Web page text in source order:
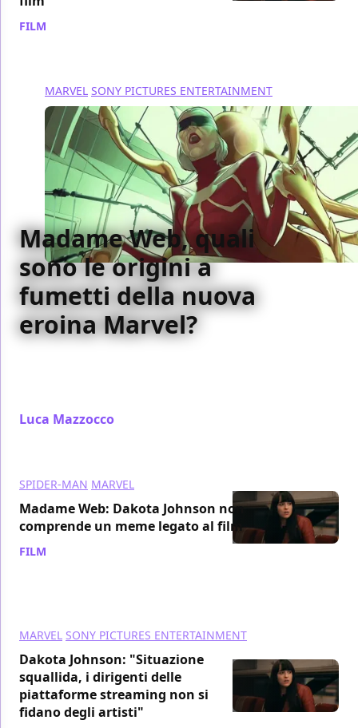
FILM
MARVEL SONY PICTURES ENTERTAINMENT
Madame Web, quali
sono le origini a
fumetti della nuova
eroina Marvel?
Luca Mazzocco
SPIDER-MAN MARVEL
Madame Web: Dakota Johnson non
comprende un meme legato al film
FILM
MARVEL SONY PICTURES ENTERTAINMENT
Dakota Johnson: "Situazione
squallida, i dirigenti delle
piattaforme streaming non si
fidano degli artisti"